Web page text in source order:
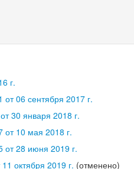
г.
06 сентября 2017 г.
30 января 2018 г.
10 мая 2018 г.
28 июня 2019 г.
октября 2019 г. (отменено)